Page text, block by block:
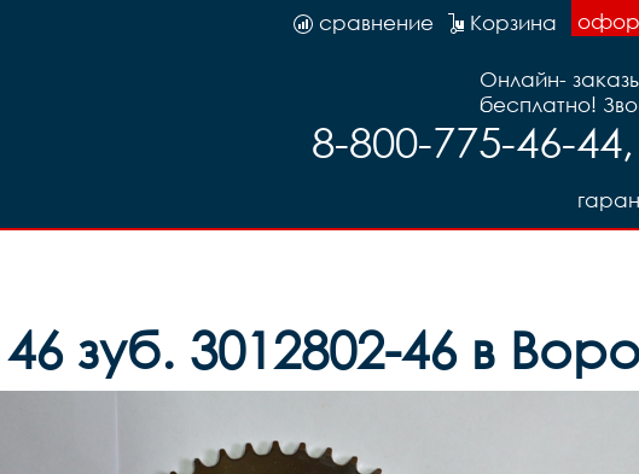
Корзина
сравнение
Онлайн-
бесплатно!
8-800-775-46-
зуб. 3012802-46 в